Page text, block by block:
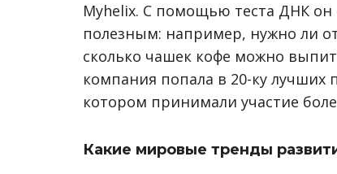
Myhelix. С помощью теста ДНК он
полезным: например, нужно ли
сколько чашек кофе можно
компания попала в 20-ку лучших
котором принимали участие
Какие мировые тренды